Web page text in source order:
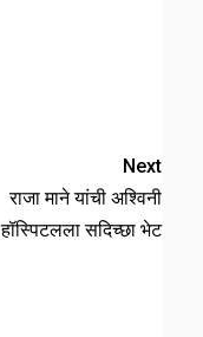
Next
राजा माने यांची अश्विनी
हॉस्पिटलला सदिच्छा भेट